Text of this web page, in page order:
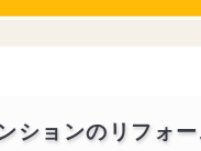
ションのリフォー